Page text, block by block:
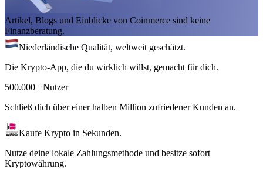
Artikel, Blogs und Einblicke von Coinmerce sind keine
Finanzberatung.
Niederländische Qualität, weltweit geschätzt.
Die Krypto-App, die du wirklich willst, gemacht für dich.
500.000+ Nutzer
Schließ dich über einer halben Million zufriedener Kunden an.
Kaufe Krypto in Sekunden.
Nutze deine lokale Zahlungsmethode und besitze sofort
Kryptowährung.